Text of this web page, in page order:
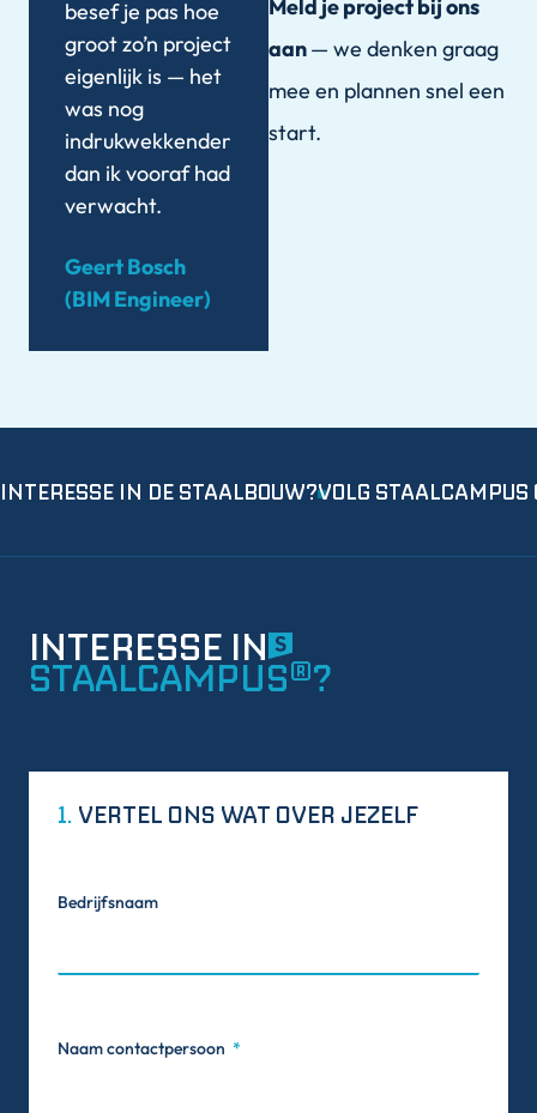
Meld je project bij ons
aan— we denken graag
mee en plannen snel een
start.
besef je pas hoe
groot zo’n project
eigenlijk is — het
was nog
indrukwekkender
dan ik vooraf had
verwacht.
Geert Bosch
(BIM Engineer)
INTERESSE IN DE STAALBOUW?VOLG
INTERESSE IN
STAALCAMPUS®?
1. VERTEL ONS WAT OVER JEZELF
Bedrijfsnaam
Naam contactpersoon